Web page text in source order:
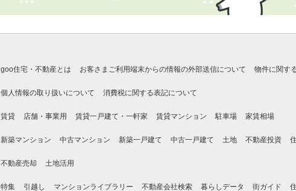
goo住宅・不動産とは お客さまご利用端末からの情報の外部送信について 物件に関す
個人情報の取り扱いについて 消費税に関する表記について
賃貸 店舗・事業用 賃貸一戸建て・一軒家 賃貸マンション 駐車場 家賃相場
新築マンション 中古マンション 新築一戸建て 中古一戸建て 土地 不動産投資
不動産売却 土地活用
特集 引越し マンションライブラリー 不動産会社検索 暮らしデータ 街ガイド